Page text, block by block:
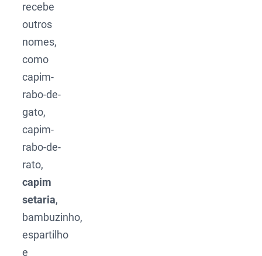
recebe
outros
nomes,
como
capim-
rabo-de-
gato,
capim-
rabo-de-
rato,
capim
setaria,
bambuzinho,
espartilho
e